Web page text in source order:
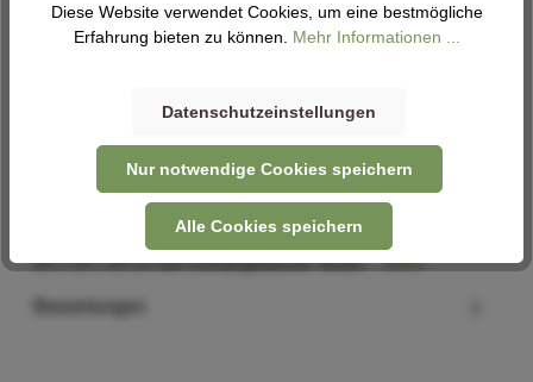
Abholung
Beschreibung
Befestigung: Haken Material: Polyester Volumen: 21 l Maße:
34 x 18 x 44 cm Die Umhängetasche Tendo…Mehr
Bewertungen
Diese Website verwendet Cookies, um eine bestmögliche
Erfahrung bieten zu können. Mehr Informationen ...
Datenschutzeinstellungen
Nur notwendige Cookies speichern
Alle Cookies speichern